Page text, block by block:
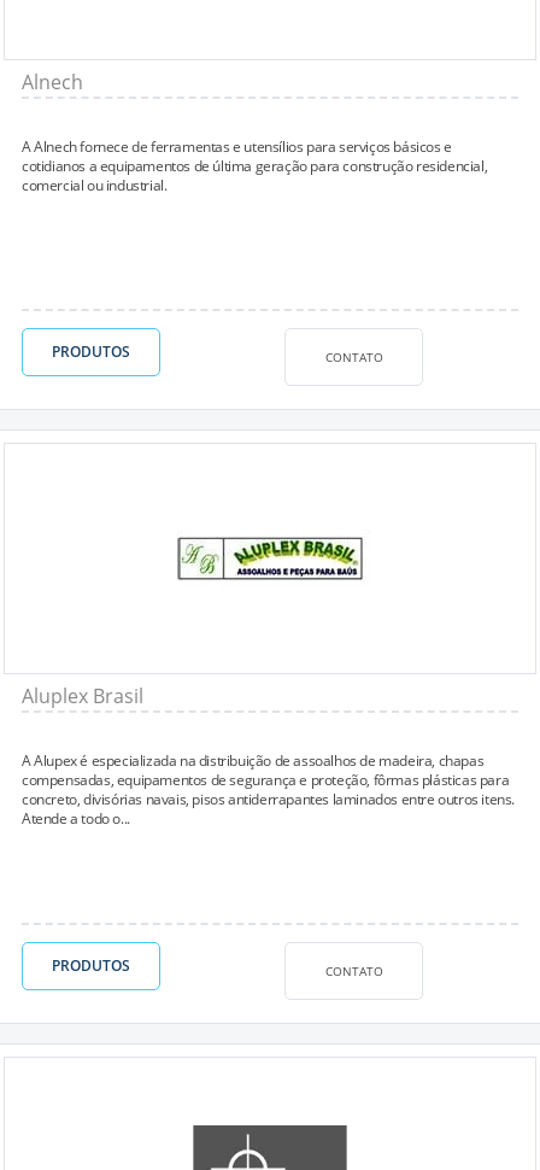
Alnech
A Alnech fornece de ferramentas e utensílios para serviços básicos e
cotidianos a equipamentos de última geração para construção residencial,
comercial ou industrial.
PRODUTOS CONTATO
Aluplex Brasil
A Alupex é especializada na distribuição de assoalhos de madeira, chapas
compensadas, equipamentos de segurança e proteção, fôrmas plásticas para
concreto, divisórias navais, pisos antiderrapantes laminados entre outros itens.
Atende a todo o...
PRODUTOS CONTATO